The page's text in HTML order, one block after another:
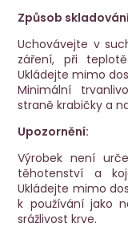
Způsob
Uchovávejte v
záření, při
Ukládejte mimo
Minimální
straně krabičky a
Upozornění:
Výrobek není
těhotenství a
Ukládejte mimo
k používání jako
srážlivost krve.